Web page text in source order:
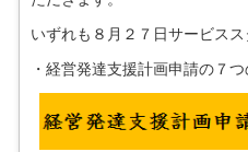
いずれも８月２７日サービスス
・経営発達支援計画申請の７